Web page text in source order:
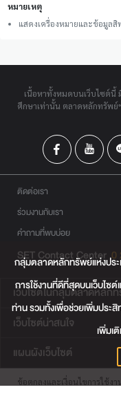
หมายเหตุ
แสดงเครื่องหมายและข้อมูล
เนื้อหาทั้งหมดบนเว็บไซต์นี้
ศึกษาเท่านั้น ตลาดหลักทรัพย์
ติดต่อเรา
ร่วมงานกับเรา
คำถามที่พบบ่อย
SET Contact Center 0
เว็บไซต์ในกลุ่มตลาดหลัก
เว็บไซต์น่าสนใจ
แผนผังเว็บไซต์
ข้อตกลงและเงื่อนไขการใช้งา
กลุ่มตลาดหลักทรัพย์แห่งปร
การใช้งานที่ดีที่สุดบนเว็บไซ
ท่าน รวมทั้งเพื่อช่วยเพิ่มประ
เพิ่มเ